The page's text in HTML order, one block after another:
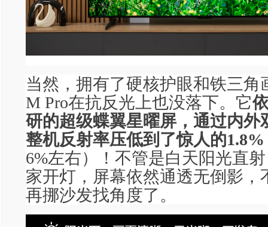
当然，拥有了硬核护眼和铁三角
M Pro在抗反光上也没落下。它
研的超级蝶翼星曜屏，通过内外
整机反射率压低到了惊人的1.8%
6%左右）！不管是白天阳光直
家开灯，屏幕依然通透无倒影，
再挪沙发找角度了。